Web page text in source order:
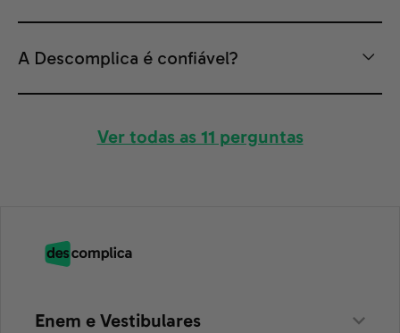
A Descomplica é confiável?
Ver todas as 11 perguntas
Enem e Vestibulares